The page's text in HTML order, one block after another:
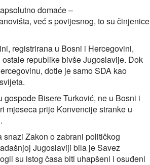
domaće –
već s povijesnog, to su činjenice
registrirana u Bosni i Hercegovini,
republike bivše Jugoslavije. Dok
dotle je samo SDA kao
Bisere Turković, ne u Bosni i
mjeseca prije Konvencije stranke u
Zakon o zabrani političkog
Jugoslaviji bila je Savez
su istog časa biti uhapšeni i osuđeni